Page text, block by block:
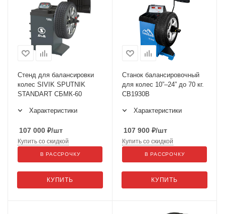
Стенд для балансировки
колес SIVIK SPUTNIK
STANDART СБМК-60
Характеристики
107 000 ₽/шт
КУПИТЬ
Купить со скидкой
В РАССРОЧКУ
Станок балансировочный
для колес 10”–24” до 70 кг.
CB1930В
Характеристики
107 900 ₽/шт
КУПИТЬ
Купить со скидкой
В РАССРОЧКУ